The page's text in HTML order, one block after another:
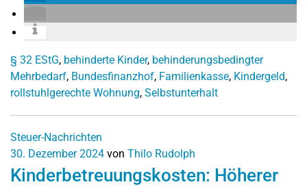
§ 32 EStG, behinderte Kinder, behinderungsbedingter
Mehrbedarf, Bundesfinanzhof, Familienkasse, Kindergeld,
rollstuhlgerechte Wohnung, Selbstunterhalt
Steuer-Nachrichten
30. Dezember 2024 von Thilo Rudolph
Kinderbetreuungskosten: Höherer